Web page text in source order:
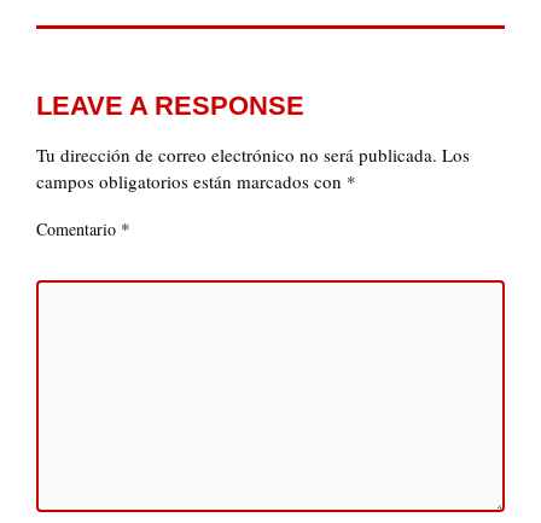
LEAVE A RESPONSE
Tu dirección de correo electrónico no será publicada. Los
campos obligatorios están marcados con *
Comentario *